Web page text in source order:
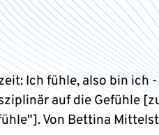
Ich fühle, also bin ich
auf die Gefühle
Von Bettina